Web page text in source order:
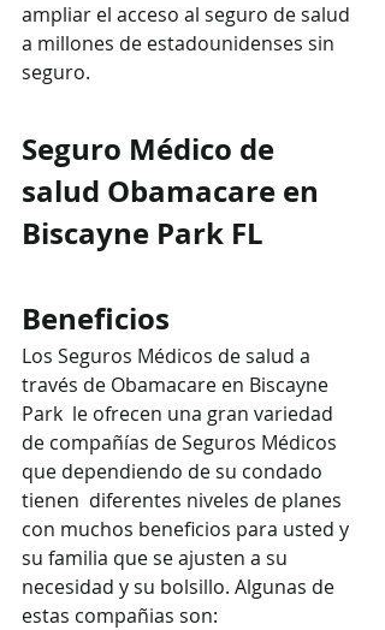
ampliar el acceso al seguro de salud
a millones de estadounidenses sin
seguro.
Seguro Médico de
salud Obamacare en
Biscayne Park FL
Beneficios
Los Seguros Médicos de salud a
través de Obamacare en Biscayne
Park  le ofrecen una gran variedad
de compañías de Seguros Médicos
que dependiendo de su condado
tienen  diferentes niveles de planes
con muchos beneficios para usted y
su familia que se ajusten a su
necesidad y su bolsillo. Algunas de
estas compañias son: